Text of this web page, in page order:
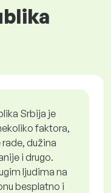
Srbija je
faktora,
dužina
i drugo.
ljudima na
besplatno i